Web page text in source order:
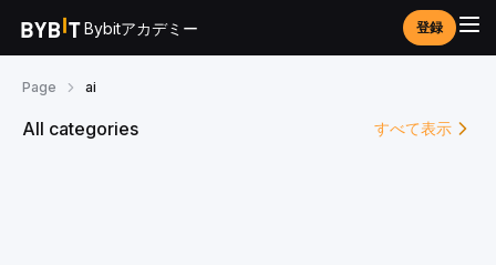
Bybitアカデミー 登録
Page ai
All categories すべて表示